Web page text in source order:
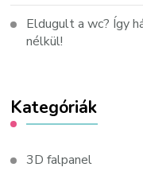
Eldugult a wc? Így
nélkül!
Kategóriák
3D falpanel